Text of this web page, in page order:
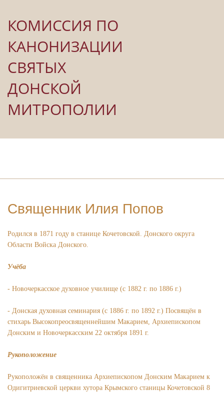
КОМИССИЯ ПО
КАНОНИЗАЦИИ
СВЯТЫХ
ДОНСКОЙ
МИТРОПОЛИИ
Священник Илия Попов
Родился в 1871 году в станице Кочетовской. Донского округа
Области Войска Донского.
Учёба
- Новочеркасское духовное училище (с 1882 г. по 1886 г.)
- Донская духовная семинария (с 1886 г. по 1892 г.) Посвящён в
стихарь Высокопреосвященнейшим Макарием, Архиепископом
Донским и Новочеркасским 22 октября 1891 г.
Рукоположение
Рукоположён в священника Архиепископом Донским Макарием к
Одигитриевской церкви хутора Крымского станицы Кочетовской 8